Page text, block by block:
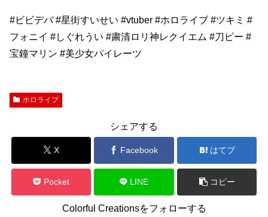
#ビビデバ #星街すいせい #vtuber #ホロライブ #ツキミ #
フォニイ #しぐれうい #粛清ロリ神レクイエム #刀ピー #
宝鐘マリン #美少女パイレーツ
ホロライブ
シェアする
X Facebook はてブ
Pocket LINE コピー
Colorful Creationsをフォローする